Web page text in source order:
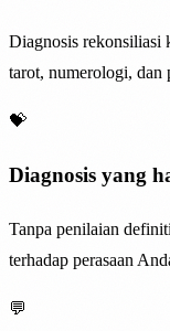
Diagnosis rekonsiliasi
tarot, numerologi, dan
💝
Diagnosis yang
Tanpa penilaian
terhadap perasaan
💬